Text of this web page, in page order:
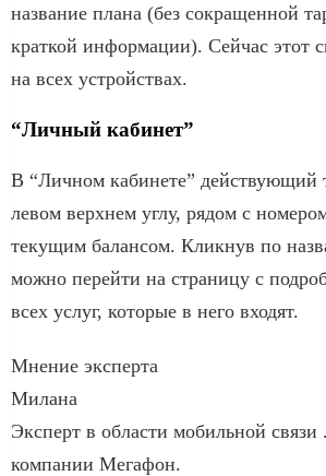
название плана (без сокращенной
краткой информации). Сейчас этот
на всех устройствах.
“Личный кабинет”
В “Личном кабинете” действующий
левом верхнем углу, рядом с
текущим балансом. Кликнув по
можно перейти на страницу с
всех услуг, которые в него входят.
Мнение эксперта
Милана
Эксперт в области мобильной
компании Мегафон.